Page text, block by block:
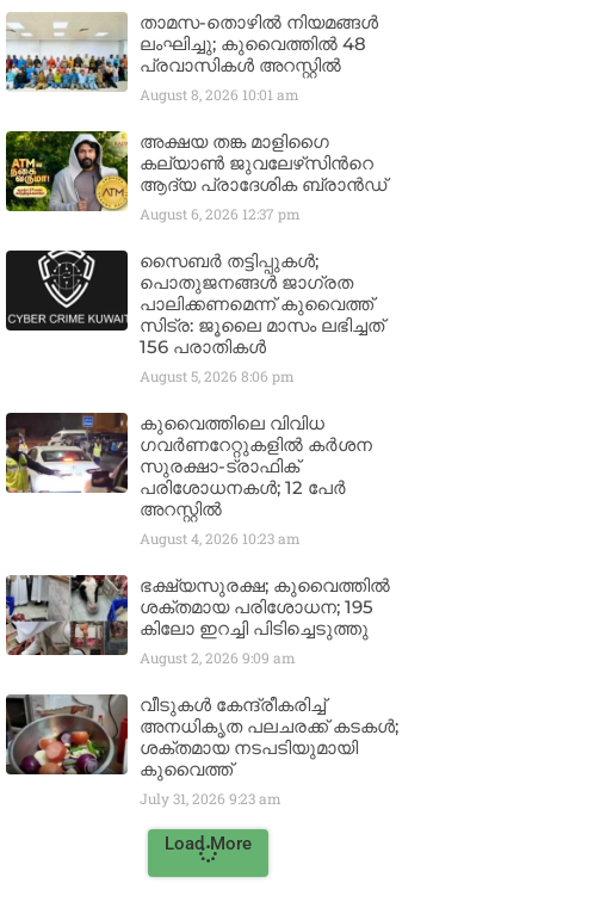
താമസ-തൊഴിൽ നിയമങ്ങൾ
ലംഘിച്ചു; കുവൈത്തിൽ 48
പ്രവാസികൾ അറസ്റ്റിൽ
August 8, 2026 10:01 am
അക്ഷയ തങ്ക മാളിഗൈ
കല്യാണ്‍ ജുവലേഴ്‌സിന്‍റെ
ആദ്യ പ്രാദേശിക ബ്രാന്‍ഡ്
August 6, 2026 12:37 pm
സൈബർ തട്ടിപ്പുകൾ;
പൊതുജനങ്ങൾ ജാഗ്രത
പാലിക്കണമെന്ന് കുവൈത്ത്
സിട്ര: ജൂലൈ മാസം ലഭിച്ചത്
156 പരാതികൾ
August 5, 2026 8:06 pm
കുവൈത്തിലെ വിവിധ
ഗവർണറേറ്റുകളിൽ കർശന
സുരക്ഷാ-ട്രാഫിക്
പരിശോധനകൾ; 12 പേർ
അറസ്റ്റിൽ
August 4, 2026 10:23 am
ഭക്ഷ്യസുരക്ഷ; കുവൈത്തിൽ
ശക്തമായ പരിശോധന; 195
കിലോ ഇറച്ചി പിടിച്ചെടുത്തു
August 2, 2026 9:09 am
വീടുകൾ കേന്ദ്രീകരിച്ച്
അനധികൃത പലചരക്ക് കടകൾ;
ശക്തമായ നടപടിയുമായി
കുവൈത്ത്
July 31, 2026 9:23 am
Load More